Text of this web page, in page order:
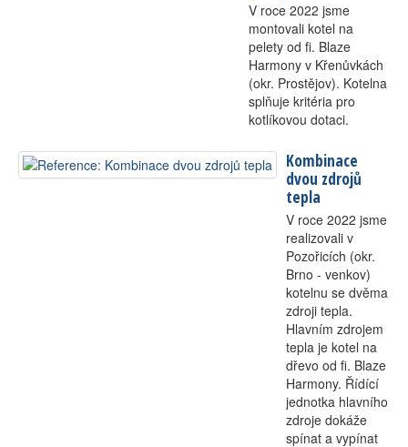
V roce 2022 jsme
montovali kotel na
pelety od fi. Blaze
Harmony v Křenůvkách
(okr. Prostějov). Kotelna
splňuje kritéria pro
kotlíkovou dotaci.
Kombinace
dvou zdrojů
tepla
V roce 2022 jsme
realizovali v
Pozořicích (okr.
Brno - venkov)
kotelnu se dvěma
zdroji tepla.
Hlavním zdrojem
tepla je kotel na
dřevo od fi. Blaze
Harmony. Řídící
jednotka hlavního
zdroje dokáže
spínat a vypínat